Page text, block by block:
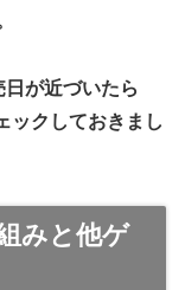
日が近づいたら
ックしておきまし
みと他ゲ